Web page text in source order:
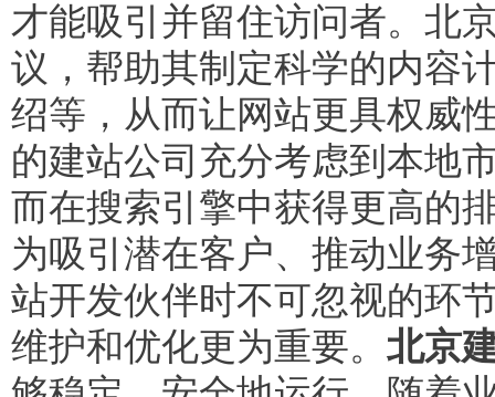
才能吸引并留住访问者。北
议，帮助其制定科学的内容
绍等，从而让网站更具权威
的建站公司充分考虑到本地
而在搜索引擎中获得更高的
为吸引潜在客户、推动业务
站开发伙伴时不可忽视的环
维护和优化更为重要。 北京